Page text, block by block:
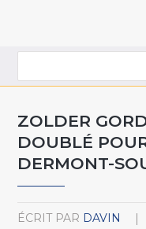
ZOLDER
DOUBLÉ
DERMONT-
ÉCRIT PAR DAVIN